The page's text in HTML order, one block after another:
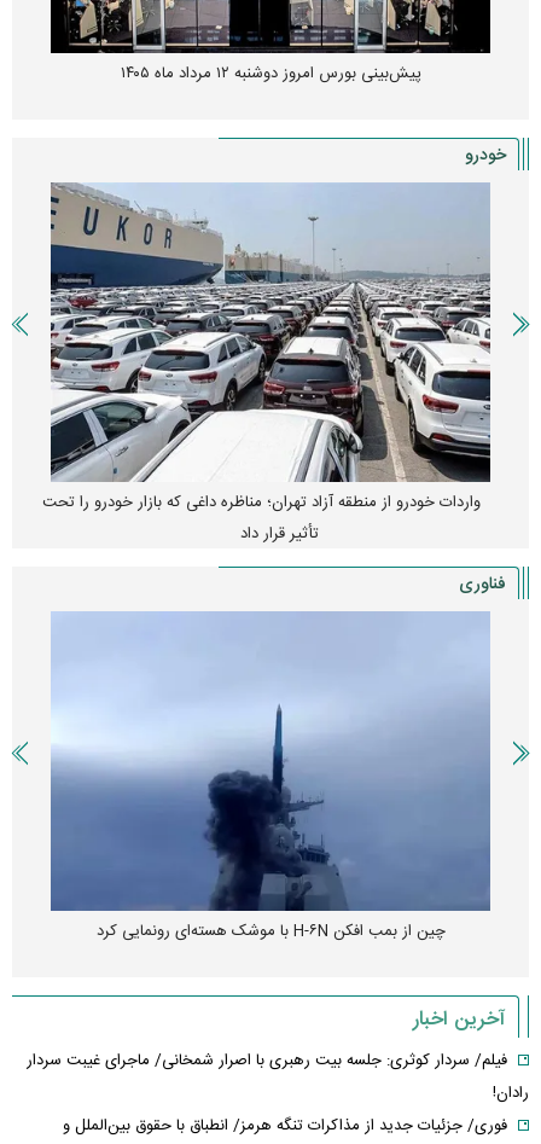
پیش‌بینی بورس امروز دوشنبه ۱۲ مرداد ماه ۱۴۰۵
خودرو
واردات خودرو از منطقه آزاد تهران؛ مناظره داغی که بازار خودرو را تحت
تأثیر قرار داد
فناوری
چین از بمب افکن H-۶N با موشک هسته‌ای رونمایی کرد
آخرین اخبار
فیلم/ سردار کوثری: جلسه بیت رهبری با اصرار شمخانی/ ماجرای غیبت سردار
رادان!
فوری/ جزئیات جدید از مذاکرات تنگه هرمز/ انطباق با حقوق بین‌الملل و